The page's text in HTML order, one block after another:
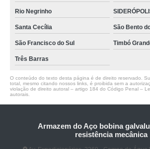
Rio Negrinho
Santa Cecília São Bento
São Francisco do Sul Timbó
Três Barras
O conteúdo do texto desta página é de direito reservado.
total, mesmo citando nossos links, é proibida sem a
violação de direito autoral – artigo 184 do Código Penal –
autorais
Armazem do Aço bobina
resistência mecânica